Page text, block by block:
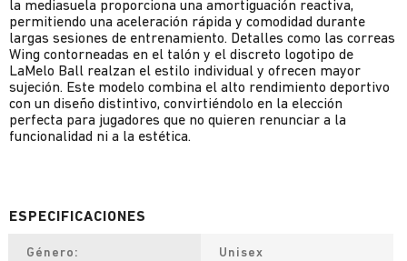
la mediasuela proporciona una amortiguación reactiva,
permitiendo una aceleración rápida y comodidad durante
largas sesiones de entrenamiento. Detalles como las correas
Wing contorneadas en el talón y el discreto logotipo de
LaMelo Ball realzan el estilo individual y ofrecen mayor
sujeción. Este modelo combina el alto rendimiento deportivo
con un diseño distintivo, convirtiéndolo en la elección
perfecta para jugadores que no quieren renunciar a la
funcionalidad ni a la estética.
Género Unisex